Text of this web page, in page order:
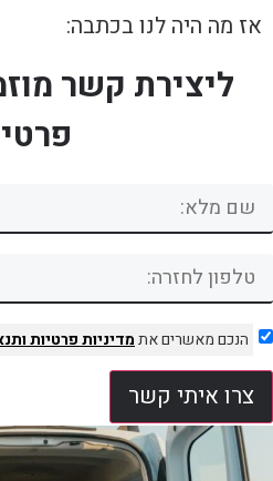
אז מה היה לנו בכתבה:
ליצירת קשר
הנכם מאשרים אתמדיניות פרטיות
צרו איתי קשר